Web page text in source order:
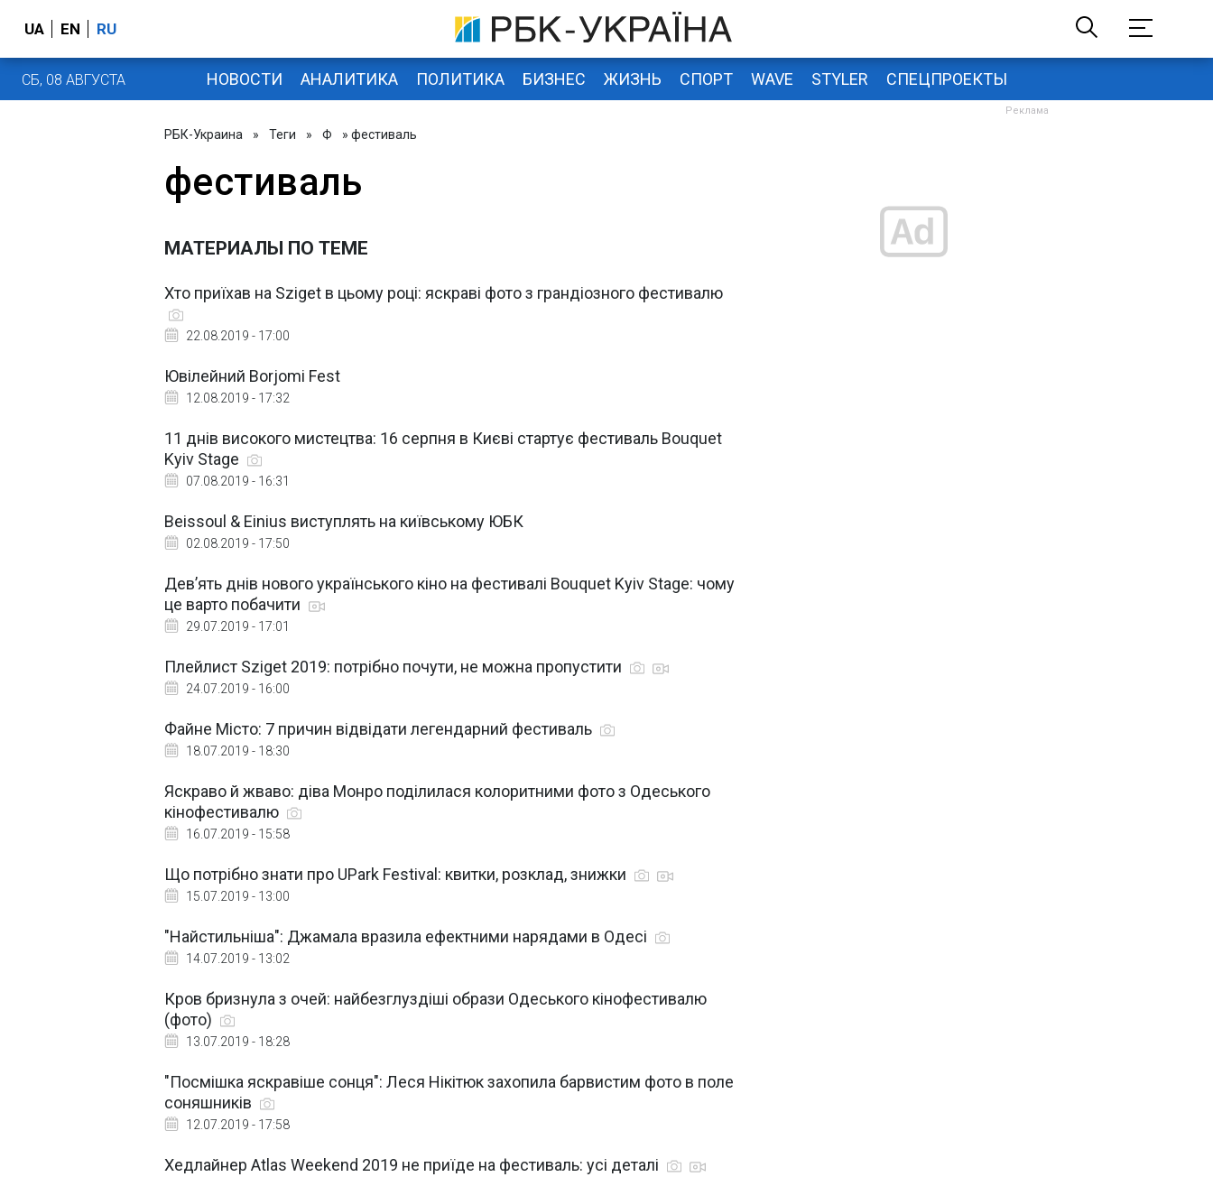
UA EN RU
СБ, 08 АВГУСТА НОВОСТИ АНАЛИТИКА ПОЛИТИКА БИЗНЕС ЖИЗНЬ СПОРТ WAVE STYLER СПЕЦПРОЕКТЫ
РБК-Украина » Теги » Ф » фестиваль
фестиваль
МАТЕРИАЛЫ ПО ТЕМЕ
Хто приїхав на Sziget в цьому році: яскраві фото з грандіозного фестивалю
22.08.2019 - 17:00
Ювілейний Borjomi Fest
12.08.2019 - 17:32
11 днів високого мистецтва: 16 серпня в Києві стартує фестиваль Bouquet
Kyiv Stage
07.08.2019 - 16:31
Beissoul & Einius виступлять на київському ЮБК
02.08.2019 - 17:50
Дев’ять днів нового українського кіно на фестивалі Bouquet Kyiv Stage: чому
це варто побачити
29.07.2019 - 17:01
Плейлист Sziget 2019: потрібно почути, не можна пропустити
24.07.2019 - 16:00
Файне Місто: 7 причин відвідати легендарний фестиваль
18.07.2019 - 18:30
Яскраво й жваво: діва Монро поділилася колоритними фото з Одеського
кінофестивалю
16.07.2019 - 15:58
Що потрібно знати про UPark Festival: квитки, розклад, знижки
15.07.2019 - 13:00
"Найстильніша": Джамала вразила ефектними нарядами в Одесі
14.07.2019 - 13:02
Кров бризнула з очей: найбезглуздіші образи Одеського кінофестивалю
(фото)
13.07.2019 - 18:28
"Посмішка яскравіше сонця": Леся Нікітюк захопила барвистим фото в поле
соняшників
12.07.2019 - 17:58
Хедлайнер Atlas Weekend 2019 не приїде на фестиваль: усі деталі